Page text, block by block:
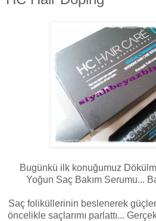
Bugünkü ilk konuğumuz
Yoğun Saç Bakım Serumu...
Saç foliküllerinin beslenerek
öncelikle saçlarımı parlattı...